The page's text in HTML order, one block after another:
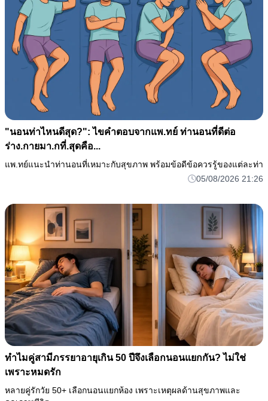
"นอนท่าไหนดีสุด?": ไขคำตอบจากแพ.ทย์ ท่านอนที่ดีต่อ
ร่าง.กายมา.กที่.สุดคือ...
แพ.ทย์แนะนำท่านอนที่เหมาะกับสุขภาพ พร้อมข้อดีข้อควรรู้ของแต่ละท่า
05/08/2026 21:26
ทำไมคู่สามีภรรยาอายุเกิน 50 ปีจึงเลือกนอนแยกกัน? ไม่ใช่
เพราะหมดรัก
หลายคู่รักวัย 50+ เลือกนอนแยกห้อง เพราะเหตุผลด้านสุขภาพและ